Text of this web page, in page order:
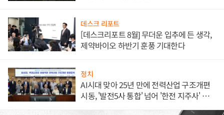
데스크 리포트
[데스크리포트 8월] 무더운 입추에 든 생각,
제약바이오 하반기 훈풍 기대한다
정치
AI시대 맞아 25년 만에 전력산업 구조개편
시동, '발전5사 통합' 넘어 '한전 지주사' 재편